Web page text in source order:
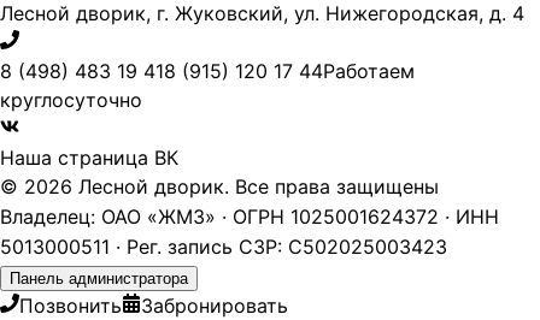
Лесной дворик, г. Жуковский, ул. Нижегородская, д. 4
8 (498) 483 19 418 (915) 120 17 44Работаем
круглосуточно
Наша страница ВК
© 2026 Лесной дворик. Все права защищены
Владелец: ОАО «ЖМЗ» · ОГРН 1025001624372 · ИНН
5013000511 · Рег. запись СЗР: С502025003423
Панель администратора
Позвонить Забронировать